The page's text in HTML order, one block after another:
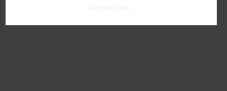
hier ein Duo...